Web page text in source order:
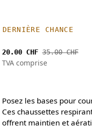
DERNIÈRE CHANCE
20.00 CHF 35.00 CHF
TVA comprise
Posez les bases pour
Ces chaussettes
offrent maintien et